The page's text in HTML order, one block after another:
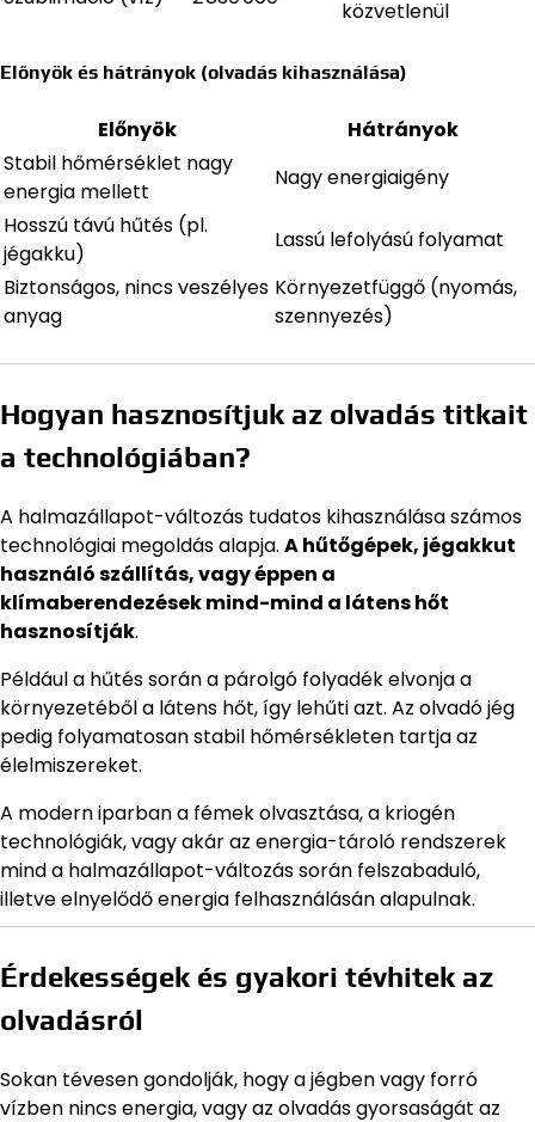
közvetlenül
Előnyök és hátrányok (olvadás kihasználása)
Előnyök
Hátrányok
Stabil hőmérséklet nagy
energia mellett
Nagy energiaigény
Hosszú távú hűtés (pl.
jégakku)
Lassú lefolyású folyamat
Biztonságos, nincs veszélyes
anyag
Környezetfüggő (nyomás,
szennyezés)
Hogyan hasznosítjuk az olvadás titkait
a technológiában?
A halmazállapot-változás tudatos kihasználása számos
technológiai megoldás alapja. A hűtőgépek, jégakkut
használó szállítás, vagy éppen a
klímaberendezések mind-mind a látens hőt
hasznosítják.
Például a hűtés során a párolgó folyadék elvonja a
környezetéből a látens hőt, így lehűti azt. Az olvadó jég
pedig folyamatosan stabil hőmérsékleten tartja az
élelmiszereket.
A modern iparban a fémek olvasztása, a kriogén
technológiák, vagy akár az energia-tároló rendszerek
mind a halmazállapot-változás során felszabaduló,
illetve elnyelődő energia felhasználásán alapulnak.
Érdekességek és gyakori tévhitek az
olvadásról
Sokan tévesen gondolják, hogy a jégben vagy forró
vízben nincs energia, vagy az olvadás gyorsaságát az